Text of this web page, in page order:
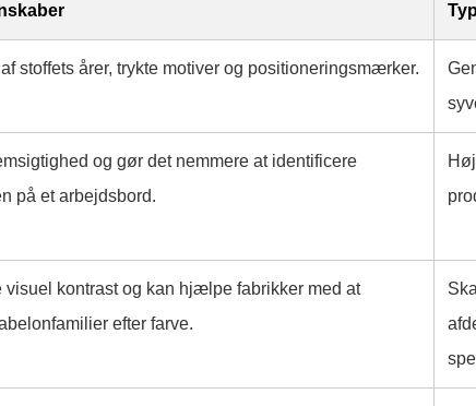
stoffets årer, trykte motiver og positioneringsmærker.
og gør det nemmere at identificere
på et arbejdsbord.
kontrast og kan hjælpe fabrikker med at
efter farve.